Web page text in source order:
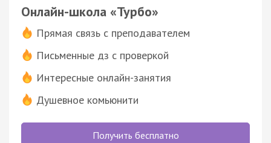
Онлайн-школа «Турбо»
Прямая связь с преподавателем
Письменные дз с проверкой
Интересные онлайн-занятия
Душевное комьюнити
Получить бесплатно